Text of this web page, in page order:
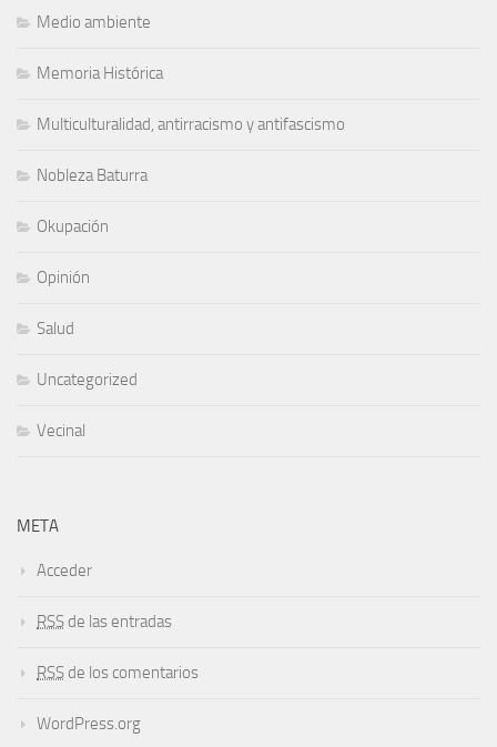
Medio ambiente
Memoria Histórica
Multiculturalidad, antirracismo y antifascismo
Nobleza Baturra
Okupación
Opinión
Salud
Uncategorized
Vecinal
META
Acceder
RSS de las entradas
RSS de los comentarios
WordPress.org